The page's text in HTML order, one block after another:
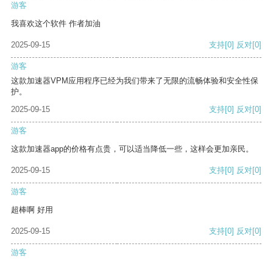
游客
我喜欢这个软件 作者加油
2025-09-15 支持[0] 反对[0]
游客
这款加速器VPM应用程序已经为我们带来了无限的流畅体验和安全性保
护。
2025-09-15
支持[0] 反对[0]
游客
这款加速器app的价格有点贵，可以适当降低一些，这样会更加亲民。
2025-09-15 支持[0] 反对[0]
游客
超棒啊 好用
2025-09-15 支持[0] 反对[0]
游客